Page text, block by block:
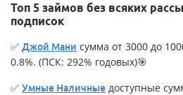
Топ 5 займов без всяких
подписок
✅ Джой Мани сумма от 3000 до
0.8%. (ПСК: 292% годовых)🎯
✅ Умные Наличные доступные